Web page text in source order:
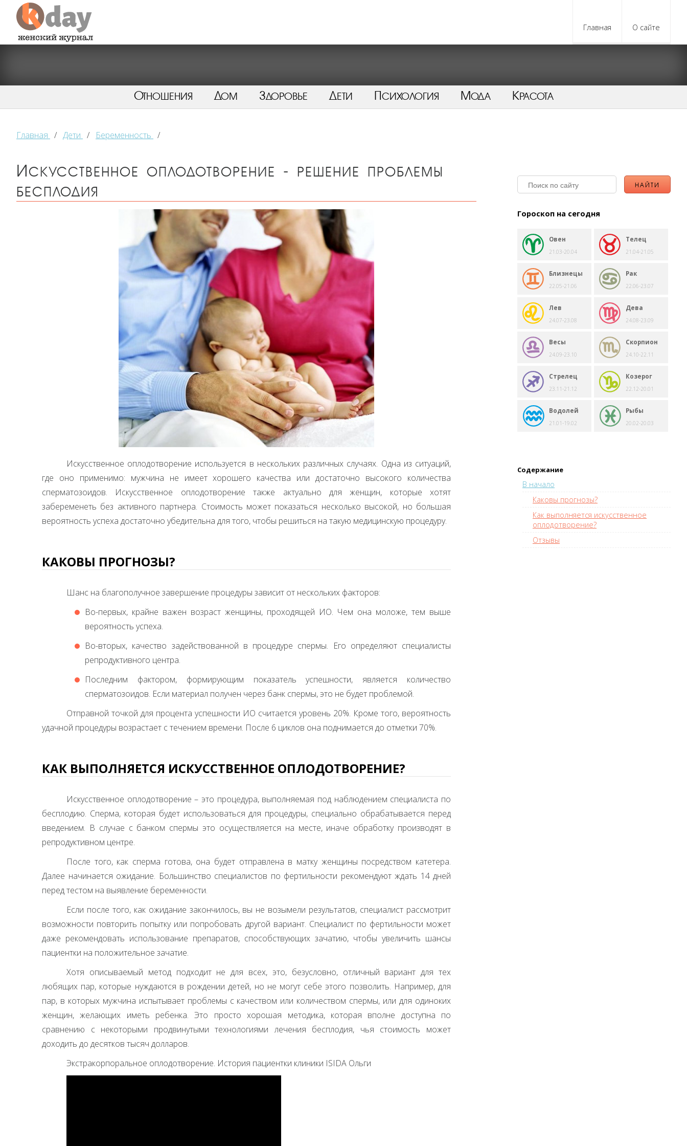
Главная О сайте
Отношения Дом Здоровье Дети Психология Мода Красота
Главная / Дети / Беременность /
Искусственное оплодотворение - решение проблемы
бесплодия
Искусственное оплодотворение используется в нескольких различных случаях. Одна из ситуаций,
где оно применимо: мужчина не имеет хорошего качества или достаточно высокого количества
сперматозоидов. Искусственное оплодотворение также актуально для женщин, которые хотят
забеременеть без активного партнера. Стоимость может показаться несколько высокой, но большая
вероятность успеха достаточно убедительна для того, чтобы решиться на такую медицинскую процедуру.
КАКОВЫ ПРОГНОЗЫ?
Шанс на благополучное завершение процедуры зависит от нескольких факторов:
Во-первых, крайне важен возраст женщины, проходящей ИО. Чем она моложе, тем выше
вероятность успеха.
Во-вторых, качество задействованной в процедуре спермы. Его определяют специалисты
репродуктивного центра.
Последним фактором, формирующим показатель успешности, является количество
сперматозоидов. Если материал получен через банк спермы, это не будет проблемой.
Отправной точкой для процента успешности ИО считается уровень 20%. Кроме того, вероятность
удачной процедуры возрастает с течением времени. После 6 циклов она поднимается до отметки 70%.
КАК ВЫПОЛНЯЕТСЯ ИСКУССТВЕННОЕ ОПЛОДОТВОРЕНИЕ?
Искусственное оплодотворение – это процедура, выполняемая под наблюдением специалиста по
бесплодию. Сперма, которая будет использоваться для процедуры, специально обрабатывается перед
введением. В случае с банком спермы это осуществляется на месте, иначе обработку производят в
репродуктивном центре.
После того, как сперма готова, она будет отправлена в матку женщины посредством катетера.
Далее начинается ожидание. Большинство специалистов по фертильности рекомендуют ждать 14 дней
перед тестом на выявление беременности.
Если после того, как ожидание закончилось, вы не возымели результатов, специалист рассмотрит
возможности повторить попытку или попробовать другой вариант. Специалист по фертильности может
даже рекомендовать использование препаратов, способствующих зачатию, чтобы увеличить шансы
пациентки на положительное зачатие.
Хотя описываемый метод подходит не для всех, это, безусловно, отличный вариант для тех
любящих пар, которые нуждаются в рождении детей, но не могут себе этого позволить. Например, для
пар, в которых мужчина испытывает проблемы с качеством или количеством спермы, или для одиноких
женщин, желающих иметь ребенка. Это просто хорошая методика, которая вполне доступна по
сравнению с некоторыми продвинутыми технологиями лечения бесплодия, чья стоимость может
доходить до десятков тысяч долларов.
Экстракорпоральное оплодотворение. История пациентки клиники ISIDA Ольги
Гороскоп на сегодня
Овен
21.03-20.04
Телец
21.04-21.05
Близнецы
22.05-21.06
Рак
22.06-23.07
Лев
24.07-23.08
Дева
24.08-23.09
Весы
24.09-23.10
Скорпион
24.10-22.11
Стрелец
23.11-21.12
Козерог
22.12-20.01
Водолей
21.01-19.02
Рыбы
20.02-20.03
Содержание
В начало
Каковы прогнозы?
Как выполняется искусственное
оплодотворение?
Отзывы